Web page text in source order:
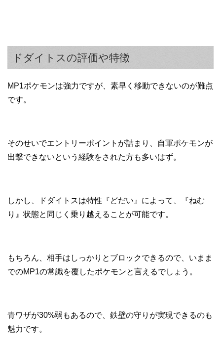
ドダイトスの評価や特徴
MP1ポケモンは強力ですが、素早く移動できないのが難点
です。
そのせいでエントリーポイントが詰まり、自軍ポケモンが
出撃できないという経験をされた方も多いはず。
しかし、ドダイトスは特性『どだい』によって、『ねむ
り』状態と同じく乗り越えることが可能です。
もちろん、相手はしっかりとブロックできるので、いまま
でのMP1の常識を覆したポケモンと言えるでしょう。
青ワザが30%弱もあるので、鉄壁の守りが実現できるのも
魅力です。